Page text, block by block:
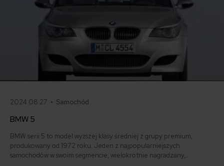
2024.08.27 • Samochód
BMW 5
BMW serii 5 to model wyższej klasy średniej z grupy premium,
produkowany od 1972 roku. Jeden z najpopularniejszych
samochodów w swoim segmencie, wielokrotnie nagradzany,